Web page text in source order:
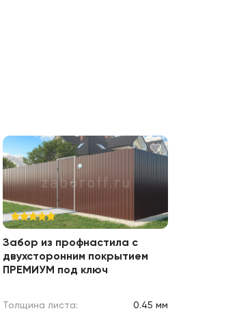
Забор из профнастила с
двухсторонним покрытием
ПРЕМИУМ под ключ
Толщина листа:
0.45 мм